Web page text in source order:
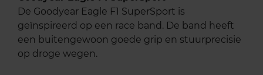
De Goodyear Eagle F1 SuperSport is
geïnspireerd op een race band. De band heeft
een buitengewoon goede grip en stuurprecisie
op droge wegen.